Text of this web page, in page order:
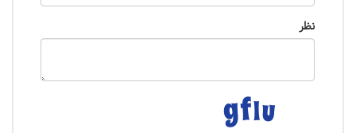
نظر